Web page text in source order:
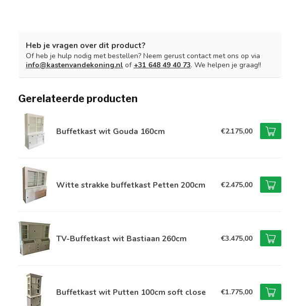
Heb je vragen over dit product?
Of heb je hulp nodig met bestellen? Neem gerust contact met ons op via
info@kastenvandekoning.nl of +31 648 49 40 73. We helpen je graag!!
Gerelateerde producten
Buffetkast wit Gouda 160cm €2.175,00
Witte strakke buffetkast Petten 200cm €2.475,00
TV-Buffetkast wit Bastiaan 260cm €3.475,00
Buffetkast wit Putten 100cm soft close €1.775,00